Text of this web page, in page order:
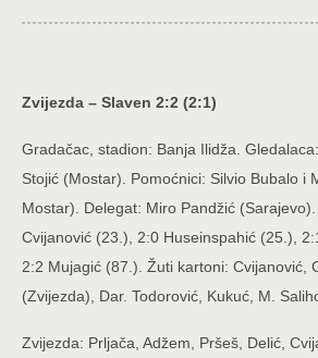
Zvijezda – Slaven 2:2 (2:1)
Gradačac, stadion: Banja Ilidža.
Stojić (Mostar). Pomoćnici: Silvio Bubalo i
Mostar). Delegat: Miro Pandžić
Cvijanović (23.), 2:0 Huseinspahić (25.),
2:2 Mujagić (87.). Žuti kartoni: Cvijanović,
(Zvijezda), Dar. Todorović, Kukuć, M.
Zvijezda: Prljača, Adžem, Pršeš, Delić,